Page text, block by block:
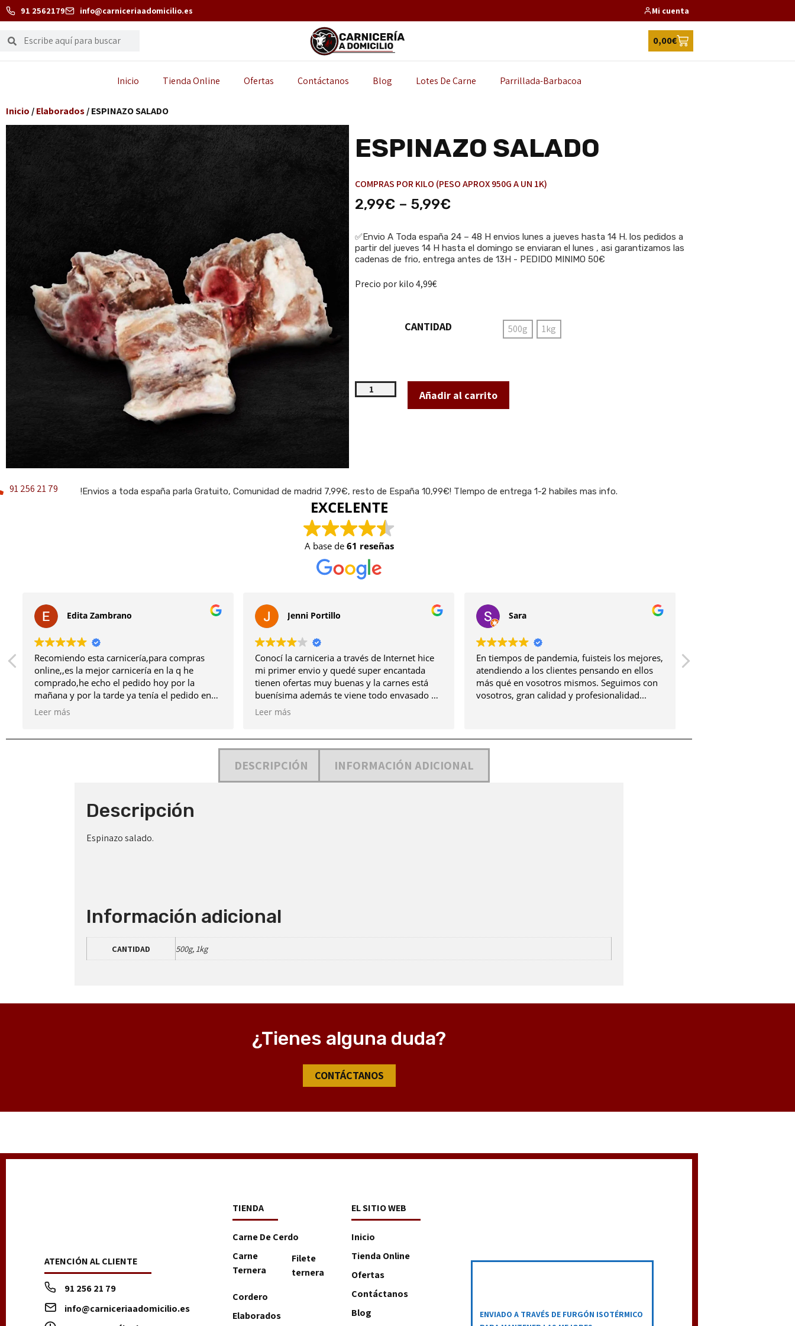
91 2562179 info@carniceriaadomicilio.es Mi cuenta
0,00€
Inicio Tienda Online Ofertas Contáctanos Blog Lotes De Carne Parrillada-Barbacoa
Inicio /Elaborados/ ESPINAZO SALADO
ESPINAZO SALADO
COMPRAS POR KILO (PESO APROX 950G A UN 1K)
2,99€ – 5,99€
✅Envio A Toda españa 24 – 48 H envios lunes a jueves hasta 14 H. los pedidos a
partir del jueves 14 H hasta el domingo se enviaran el lunes , asi garantizamos las
cadenas de frio, entrega antes de 13H - PEDIDO MINIMO 50€
Precio por kilo 4,99€
CANTIDAD 500g 1kg
Añadir al carrito
!Envios a toda españa parla Gratuito, Comunidad de madrid 7,99€, resto de España 10,99€! TIempo de entrega 1-2 habiles mas info.
91 256 21 79
EXCELENTE
A base de 61 reseñas
Edita Zambrano
Recomiendo esta carnicería,para compras
online,,es la mejor carnicería en la q he
comprado,he echo el pedido hoy por la
mañana y por la tarde ya tenía el pedido en
mi casa,la carne y todos los productos son de
Nuevamente muchas gracias y
FELICIDADES,,,un cordial saludo
Leer más
Jenni Portillo
Conocí la carniceria a través de Internet hice
mi primer envio y quedé super encantada
tienen ofertas muy buenas y la carnes está
buenísima además te viene todo envasado al
vacío con lo que ayuda mucho a congelar y
entero y la otra es que las amburgesas por
ejemplo a nosotros no nos gusta la carne que
traen no quedan muy buenas en cambio las
Leer más
Sara
En tiempos de pandemia, fuisteis los mejores,
atendiendo a los clientes pensando en ellos
más qué en vosotros mismos. Seguimos con
vosotros, gran calidad y profesionalidad...
DESCRIPCIÓN INFORMACIÓN ADICIONAL
Descripción
Espinazo salado.
Información adicional
CANTIDAD 500g, 1kg
¿Tienes alguna duda?
CONTÁCTANOS
ATENCIÓN AL CLIENTE
91 256 21 79
info@carniceriaadomicilio.es
TIENDA
Carne De Cerdo
Carne
Ternera
Filete
ternera
Cordero
Elaborados
EL SITIO WEB
Inicio
Tienda Online
Ofertas
Contáctanos
Blog
ENVIADO A TRAVÉS DE FURGÓN ISOTÉRMICO